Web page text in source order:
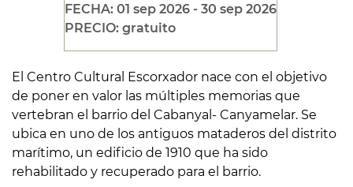
FECHA: 01 sep 2026 - 30 sep 2026
PRECIO: gratuito
El Centro Cultural Escorxador nace con el objetivo
de poner en valor las múltiples memorias que
vertebran el barrio del Cabanyal- Canyamelar. Se
ubica en uno de los antiguos mataderos del distrito
marítimo, un edificio de 1910 que ha sido
rehabilitado y recuperado para el barrio.